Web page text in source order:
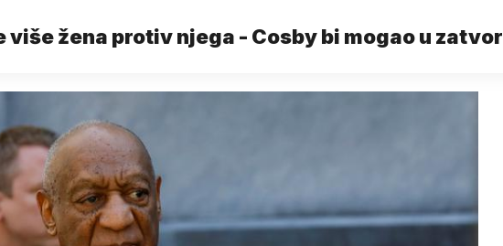
više žena protiv njega - Cosby bi mogao u zatvor